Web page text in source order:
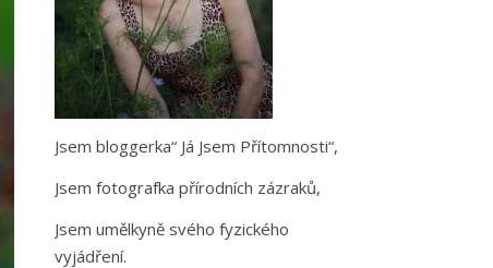
Jsem bloggerka“ Já Jsem Přítomnosti“,
Jsem fotografka přírodních zázraků,
Jsem umělkyně svého fyzického
vyjádření.